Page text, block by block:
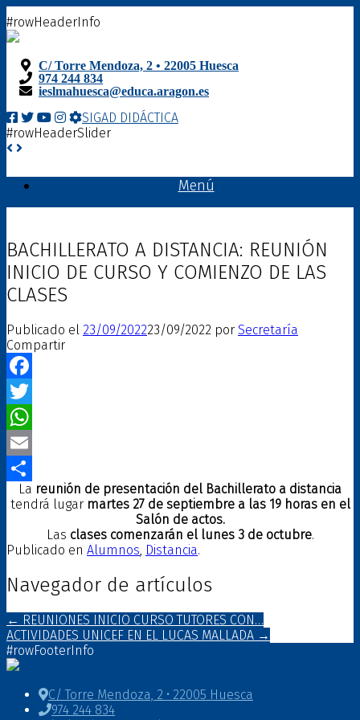
Saltar
al
contenido
#rowHeaderInfo
C/ Torre Mendoza, 2 • 22005 Huesca
974 244 834
ieslmahuesca@educa.aragon.es
SIGAD DIDÁCTICA
#rowHeaderSlider
Menú
BACHILLERATO A DISTANCIA: REUNIÓN
INICIO DE CURSO Y COMIENZO DE LAS
CLASES
Publicado el 23/09/202223/09/2022 por Secretaría
Compartir
Facebook
Twitter
WhatsApp
Email
Compartir
La reunión de presentación del Bachillerato a distancia
tendrá lugar martes 27 de septiembre a las 19 horas en el
Salón de actos.
Las clases comenzarán el lunes 3 de octubre.
Publicado en Alumnos, Distancia.
Navegador de artículos
← REUNIONES INICIO CURSO TUTORES CON…
ACTIVIDADES UNICEF EN EL LUCAS MALLADA →
#rowFooterInfo
C/ Torre Mendoza, 2 • 22005 Huesca
974 244 834